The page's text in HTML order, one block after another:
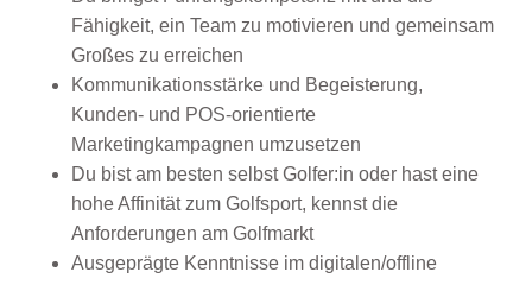
Fähigkeit, ein Team zu motivieren und gemeinsam
Großes zu erreichen
Kommunikationsstärke und Begeisterung,
Kunden- und POS-orientierte
Marketingkampagnen umzusetzen
Du bist am besten selbst Golfer:in oder hast eine
hohe Affinität zum Golfsport, kennst die
Anforderungen am Golfmarkt
Ausgeprägte Kenntnisse im digitalen/offline